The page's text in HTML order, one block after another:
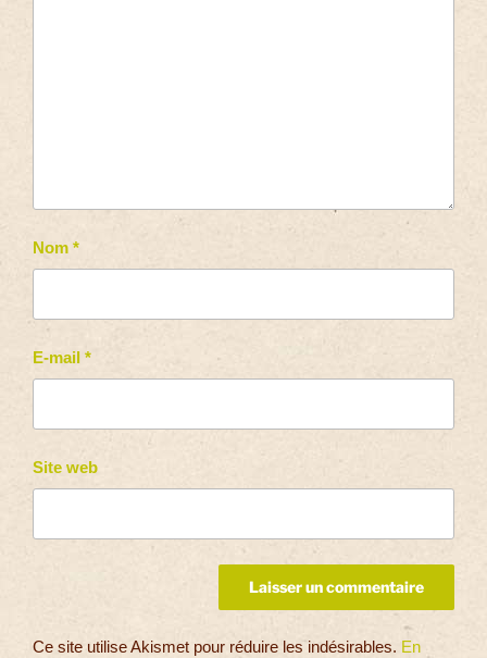
Nom *
E-mail *
Site web
Ce site utilise Akismet pour réduire les indésirables. En